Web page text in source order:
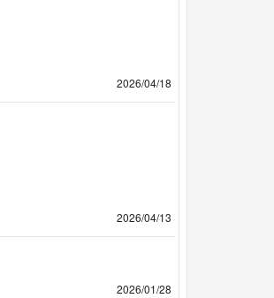
2026/04/18
2026/04/13
2026/01/28